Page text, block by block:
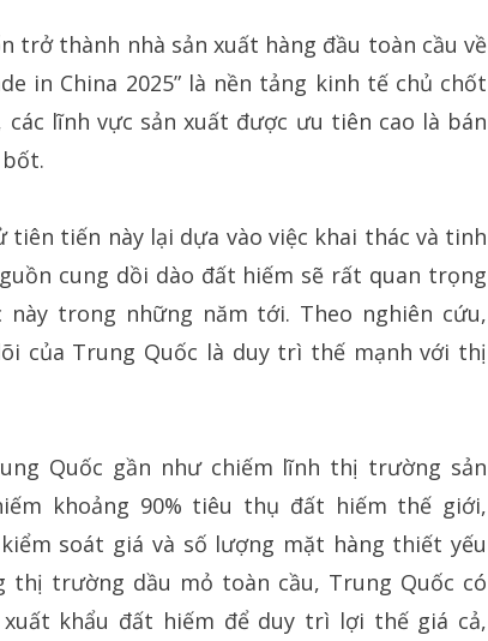
trở thành nhà sản xuất hàng đầu toàn cầu về
in China 2025” là nền tảng kinh tế chủ chốt
lĩnh vực sản xuất được ưu tiên cao là bán
tiến này lại dựa vào việc khai thác và tinh
cung dồi dào đất hiếm sẽ rất quan trọng
trong những năm tới. Theo nghiên cứu,
của Trung Quốc là duy trì thế mạnh với thị
Quốc gần như chiếm lĩnh thị trường sản
khoảng 90% tiêu thụ đất hiếm thế giới,
soát giá và số lượng mặt hàng thiết yếu
thị trường dầu mỏ toàn cầu, Trung Quốc có
khẩu đất hiếm để duy trì lợi thế giá cả,